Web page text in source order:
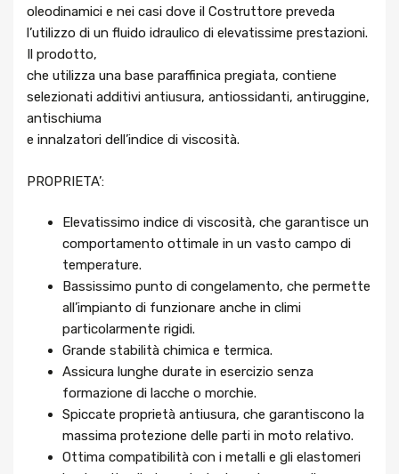
oleodinamici e nei casi dove il Costruttore preveda
l’utilizzo di un fluido idraulico di elevatissime prestazioni.
Il prodotto,
che utilizza una base paraffinica pregiata, contiene
selezionati additivi antiusura, antiossidanti, antiruggine,
antischiuma
e innalzatori dell’indice di viscosità.
PROPRIETA’:
Elevatissimo indice di viscosità, che garantisce un
comportamento ottimale in un vasto campo di
temperature.
Bassissimo punto di congelamento, che permette
all’impianto di funzionare anche in climi
particolarmente rigidi.
Grande stabilità chimica e termica.
Assicura lunghe durate in esercizio senza
formazione di lacche o morchie.
Spiccate proprietà antiusura, che garantiscono la
massima protezione delle parti in moto relativo.
Ottima compatibilità con i metalli e gli elastomeri